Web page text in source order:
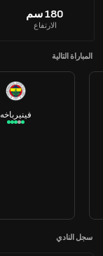
180 سم
الارتفاع
المباراة التالية
فينيرباخه
سجل النادي